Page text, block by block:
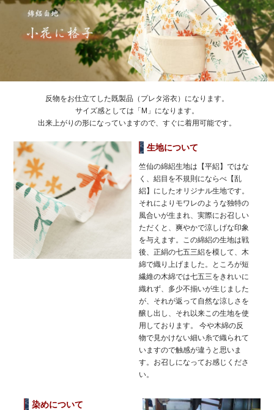
反物をお仕立てした既製品（プレタ浴衣）になります。
サイズ感としては「M」になります。
出来上がりの形になっていますので、すぐに着用可能です。
生地について
竺仙の綿絽生地は【平絽】ではな
く、絽目を不規則にならべ【乱
絽】にしたオリジナル生地です。
それによりモワレのような独特の
風合いが生まれ、実際にお召しい
ただくと、爽やかで涼しげな印象
を与えます。この綿絽の生地は戦
後、正絹の七五三絽を模して、木
綿で織り上げました。ところが短
繊維の木綿では七五三をきれいに
織れず、多少不揃いが生じました
が、それが返って自然な涼しさを
醸し出し、それ以来この生地を使
用しております。 今や木綿の反
物で見かけない細い糸で織られて
いますので触感が違うと思いま
す。お召しになってお感じくださ
い。
染めについて